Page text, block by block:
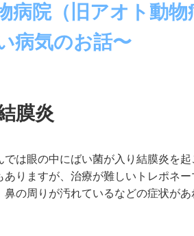
病院（旧アオト動
病気のお話〜
膜炎
は眼の中にばい菌が入り結膜炎を起
ありますが、治療が難しいトレポネ
鼻の周りが汚れているなどの症状があ